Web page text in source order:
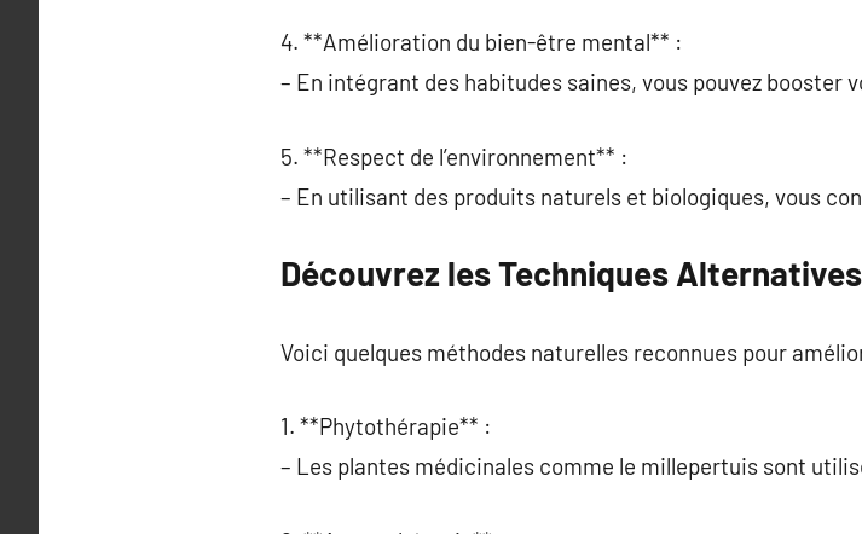
4. **Amélioration du bien-être mental** :
– En intégrant des habitudes saines, vous pouvez booster
5. **Respect de l’environnement** :
– En utilisant des produits naturels et biologiques, vous
Découvrez les Techniques
Voici quelques méthodes naturelles reconnues pour
1. **Phytothérapie** :
– Les plantes médicinales comme le millepertuis sont